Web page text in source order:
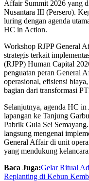
Affair Summit 2026 yang
Nusantara III (Persero).
luring dengan agenda
HC in Action.
Workshop RJPP General
strategis terkait
(RJPP) Human Capital
penguatan peran General
operasional, efisiensi
bagian dari transformasi
Selanjutnya, agenda HC
lapangan ke Tanjung
Pabrik Gula Sei
langsung mengenai
General Affair di unit
yang mendukung
Baca Juga:Gelar Ritual
Replanting di Kebun